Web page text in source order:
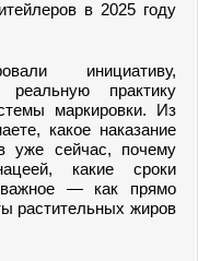
в 2025 году
инициативу,
реальную практику
маркировки. Из
какое наказание
уже сейчас, почему
какие сроки
— как прямо
растительных жиров